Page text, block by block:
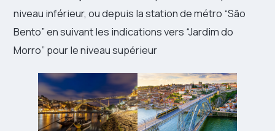
niveau inférieur, ou depuis la station de métro “São
Bento” en suivant les indications vers “Jardim do
Morro” pour le niveau supérieur